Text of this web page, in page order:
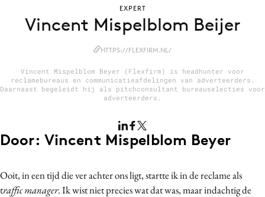
Campagnes
Craft
Design
Diversiteit
Effectiviteit
Door: Vincent Mispelblom Beyer
Ooit, in een tijd die ver achter ons ligt, startte ik in de reclame als
traffic manager. Ik wist niet precies wat dat was, maar indachtig de
EXPERT
Vincent Mispelblom Beijer
HTTPS://FLEXFIRM.NL/
Vincent Mispelblom Beyer (Flexfirm) is headhunter voor
reclamebureaus en communicatieafdelingen van adverteerders.
Daarnaast begeleidt hij als pitchconsultant bureauselecties voor
adverteerders.